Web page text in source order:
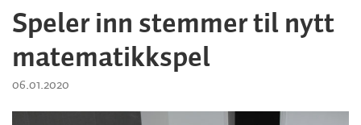
Speler inn stemmer til nytt
matematikkspel
06.01.2020